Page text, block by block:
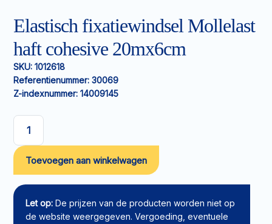
Elastisch fixatiewindsel Mollelast
haft cohesive 20mx6cm
SKU: 1012618
Referentienummer: 30069
Z-indexnummer: 14009145
Elastisch
fixatiewindsel
Mollelast
haft
cohesive
20mx6cm
aantal
Toevoegen aan winkelwagen
Let op: De prijzen van de producten worden niet op
de website weergegeven. Vergoeding, eventuele